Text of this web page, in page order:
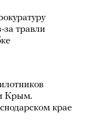
травли
Крым.
крае